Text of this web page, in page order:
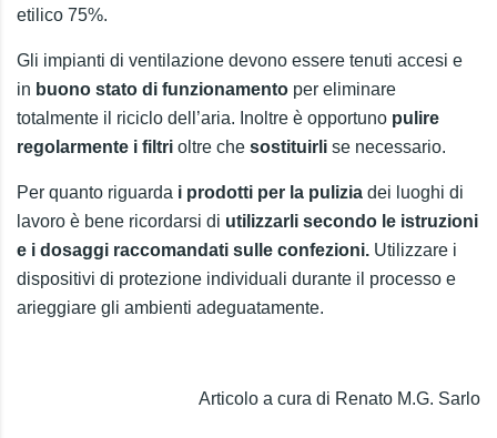
etilico 75%.
Gli impianti di ventilazione devono essere tenuti accesi e
in buono stato di funzionamento per eliminare
totalmente il riciclo dell’aria. Inoltre è opportuno pulire
regolarmente i filtri oltre che sostituirli se necessario.
Per quanto riguarda i prodotti per la pulizia dei luoghi di
lavoro è bene ricordarsi di utilizzarli secondo le istruzioni
e i dosaggi raccomandati sulle confezioni. Utilizzare i
dispositivi di protezione individuali durante il processo e
arieggiare gli ambienti adeguatamente.
Articolo a cura di Renato M.G. Sarlo